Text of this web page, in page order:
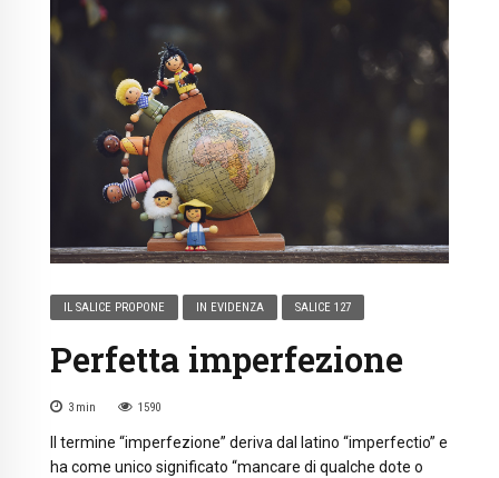
IL SALICE PROPONE IN EVIDENZA SALICE 127
Perfetta imperfezione
3 min 1590
Il termine “imperfezione” deriva dal latino “imperfectio” e
ha come unico significato “mancare di qualche dote o